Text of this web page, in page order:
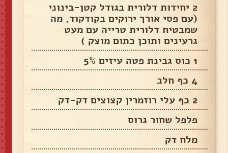
2 יחידות דלורית בגודל קטן-בינוני
(עם פסי אורך ירוקים בקודקוד, מה
שמבטיח דלורית טרייה עם מעט
גרעינים ותוכן כתום מוצק )
1 כוס גבינת פטה עיזים 5%
4 כף חלב
2 כף עלי רוזמרין קצוצים דק-דק
פלפל שחור גרוס
מלח דק